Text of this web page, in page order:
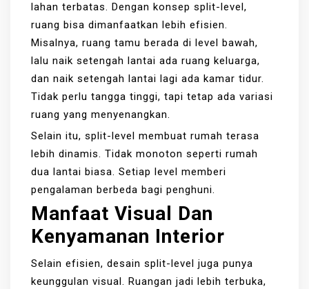
lahan terbatas. Dengan konsep split-level,
ruang bisa dimanfaatkan lebih efisien.
Misalnya, ruang tamu berada di level bawah,
lalu naik setengah lantai ada ruang keluarga,
dan naik setengah lantai lagi ada kamar tidur.
Tidak perlu tangga tinggi, tapi tetap ada variasi
ruang yang menyenangkan.
Selain itu, split-level membuat rumah terasa
lebih dinamis. Tidak monoton seperti rumah
dua lantai biasa. Setiap level memberi
pengalaman berbeda bagi penghuni.
Manfaat Visual Dan
Kenyamanan Interior
Selain efisien, desain split-level juga punya
keunggulan visual. Ruangan jadi lebih terbuka,